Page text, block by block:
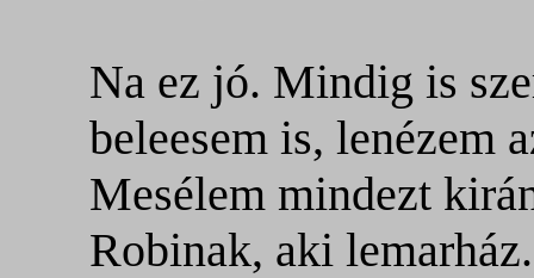
Na ez jó. Mindig is
beleesem is, lenézem
Mesélem mindezt
Robinak, aki